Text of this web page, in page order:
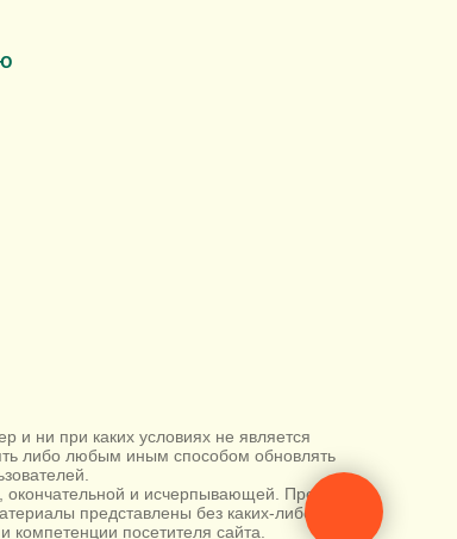
и ни при каких условиях не является
либо любым иным способом обновлять
и исчерпывающей. Просим
представлены без каких-либо
посетителя сайта.